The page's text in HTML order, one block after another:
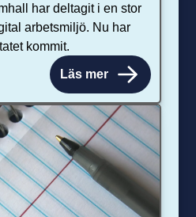
har deltagit i en stor
arbetsmiljö. Nu har
kommit.
Läs mer